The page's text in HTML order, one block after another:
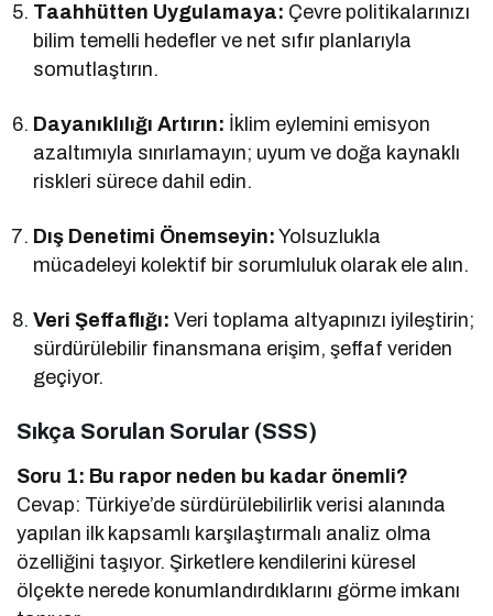
Taahhütten Uygulamaya: Çevre politikalarınızı
bilim temelli hedefler ve net sıfır planlarıyla
somutlaştırın.
Dayanıklılığı Artırın: İklim eylemini emisyon
azaltımıyla sınırlamayın; uyum ve doğa kaynaklı
riskleri sürece dahil edin.
Dış Denetimi Önemseyin: Yolsuzlukla
mücadeleyi kolektif bir sorumluluk olarak ele alın.
Veri Şeffaflığı: Veri toplama altyapınızı iyileştirin;
sürdürülebilir finansmana erişim, şeffaf veriden
geçiyor.
Sıkça Sorulan Sorular (SSS)
Soru 1: Bu rapor neden bu kadar önemli?
Cevap: Türkiye’de sürdürülebilirlik verisi alanında
yapılan ilk kapsamlı karşılaştırmalı analiz olma
özelliğini taşıyor. Şirketlere kendilerini küresel
ölçekte nerede konumlandırdıklarını görme imkanı